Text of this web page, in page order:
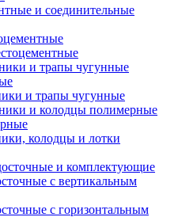
и соединительные
и трапы чугунные
и трапы чугунные
и колодцы полимерные
колодцы и лотки
и комплектующие
с вертикальным
с горизонтальным